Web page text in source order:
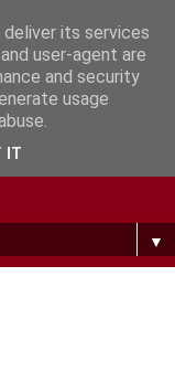
▼
its services
user-agent are
and security
usage
IT